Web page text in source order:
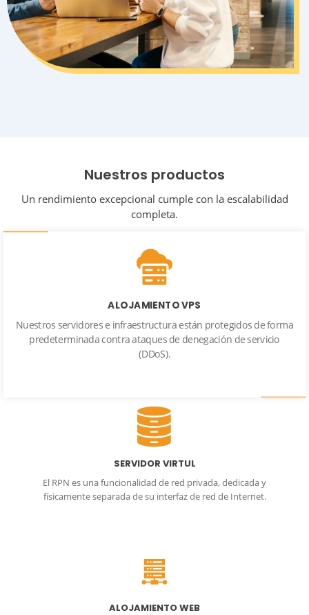
Nuestros productos
Un rendimiento excepcional cumple con la escalabilidad
completa.
ALOJAMIENTO VPS
Nuestros servidores e infraestructura están protegidos de forma
predeterminada contra ataques de denegación de servicio
(DDoS).
SERVIDOR VIRTUL
El RPN es una funcionalidad de red privada, dedicada y
físicamente separada de su interfaz de red de Internet.
ALOJAMIENTO WEB